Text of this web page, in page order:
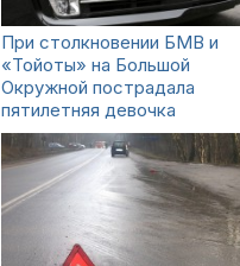
При столкновении БМВ и
«Тойоты» на Большой
Окружной пострадала
пятилетняя девочка